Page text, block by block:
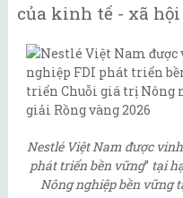
của kinh tế - xã hội
Nestlé Việt Nam được
phát triển bền vững” tại
Nông nghiệp bền vững